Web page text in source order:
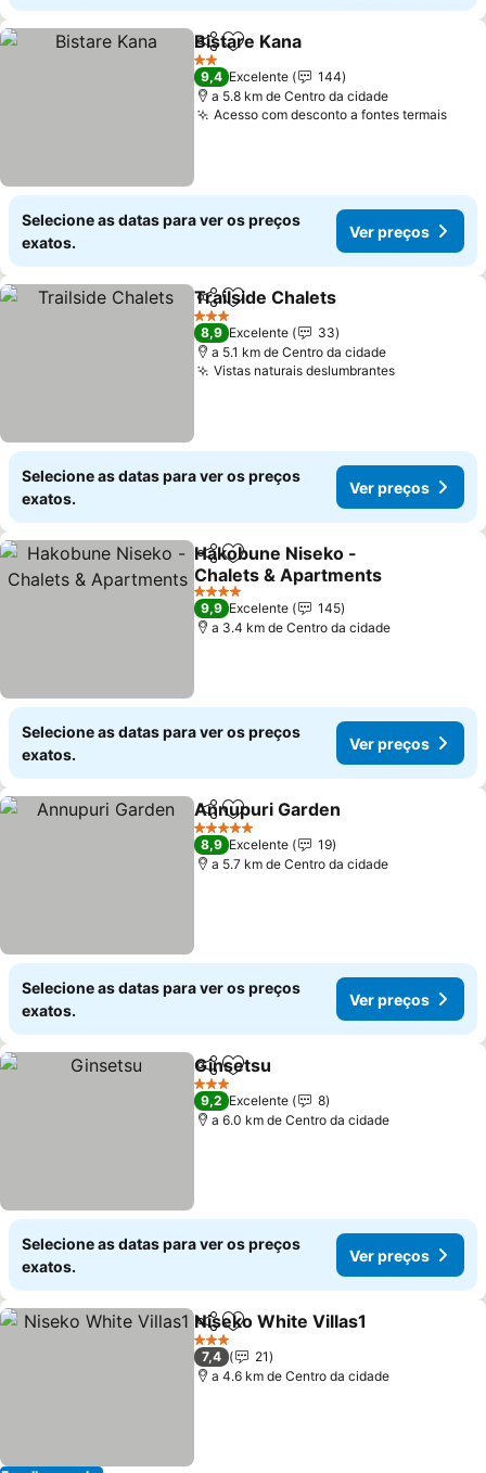
PartilharAdicionar aos favoritos
Bistare Kana
2 Estrelas
9,4 Excelente
144
a 5.8 km de Centro da cidade
Acesso com desconto a fontes termaisVer
Selecione as datas para ver os preços
exatos.
Ver preços
PartilharAdicionar aos favoritos
Trailside Chalets
3 Estrelas
8,9 Excelente
33
a 5.1 km de Centro da cidade
Vistas naturais deslumbrantesVer preços
Selecione as datas para ver os preços
exatos.
Ver preços
PartilharAdicionar aos favoritos
Hakobune Niseko -
Chalets & Apartments
Ver preços
4 Estrelas
9,9 Excelente
145
a 3.4 km de Centro da cidade
Selecione as datas para ver os preços
exatos.
Ver preços
PartilharAdicionar aos favoritos
Annupuri Garden
5 Estrelas
8,9 Excelente
19
a 5.7 km de Centro da cidade
Selecione as datas para ver os preços
exatos.
Ver preços
PartilharAdicionar aos favoritos
Ginsetsu
3 Estrelas
9,2 Excelente
8
a 6.0 km de Centro da cidade
Selecione as datas para ver os preços
exatos.
Ver preços
PartilharAdicionar aos favoritos
Niseko White Villas1
3 Estrelas
7,4
21
a 4.6 km de Centro da cidade